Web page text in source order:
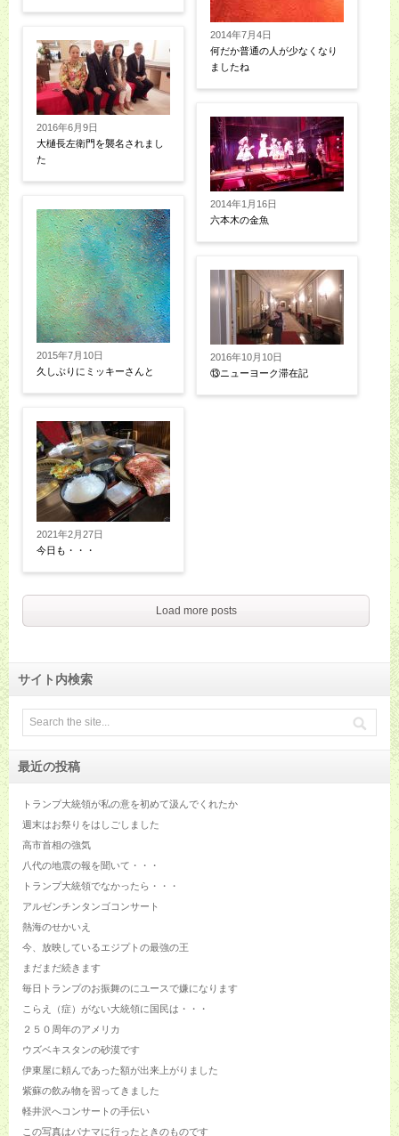
2016年6月9日
大樋長左衛門を襲名されまし
た
2015年7月10日
久しぶりにミッキーさんと
2021年2月27日
今日も・・・
2014年7月4日
何だか普通の人が少なくなり
ましたね
2014年1月16日
六本木の金魚
2016年10月10日
⑬ニューヨーク滞在記
Load more posts
サイト内検索
最近の投稿
トランプ大統領が私の意を初めて汲んでくれたか
週末はお祭りをはしごしました
高市首相の強気
八代の地震の報を聞いて・・・
トランプ大統領でなかったら・・・
アルゼンチンタンゴコンサート
熱海のせかいえ
今、放映しているエジプトの最強の王
まだまだ続きます
毎日トランプのお振舞のにユースで嫌になります
こらえ（症）がない大統領に国民は・・・
２５０周年のアメリカ
ウズベキスタンの砂漠です
伊東屋に頼んであった額が出来上がりました
紫蘇の飲み物を習ってきました
軽井沢へコンサートの手伝い
この写真はパナマに行ったときのものです